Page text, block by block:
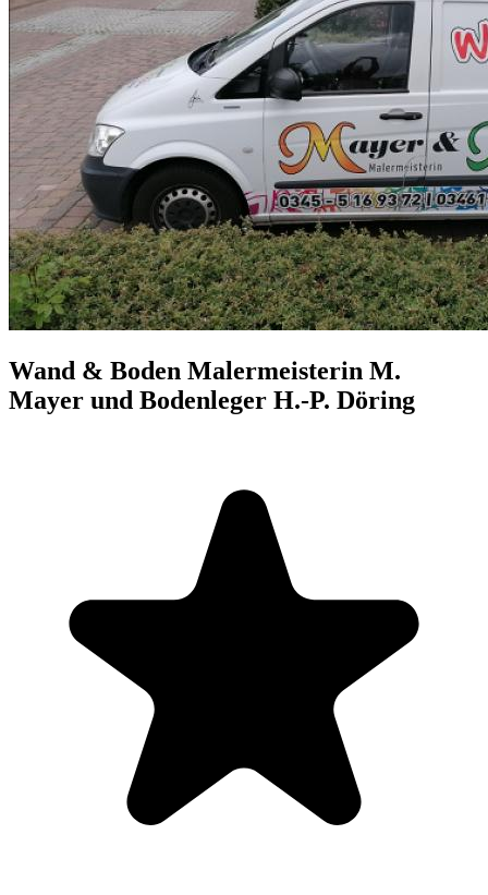
Wand & Boden Malermeisterin M.
Mayer und Bodenleger H.-P. Döring